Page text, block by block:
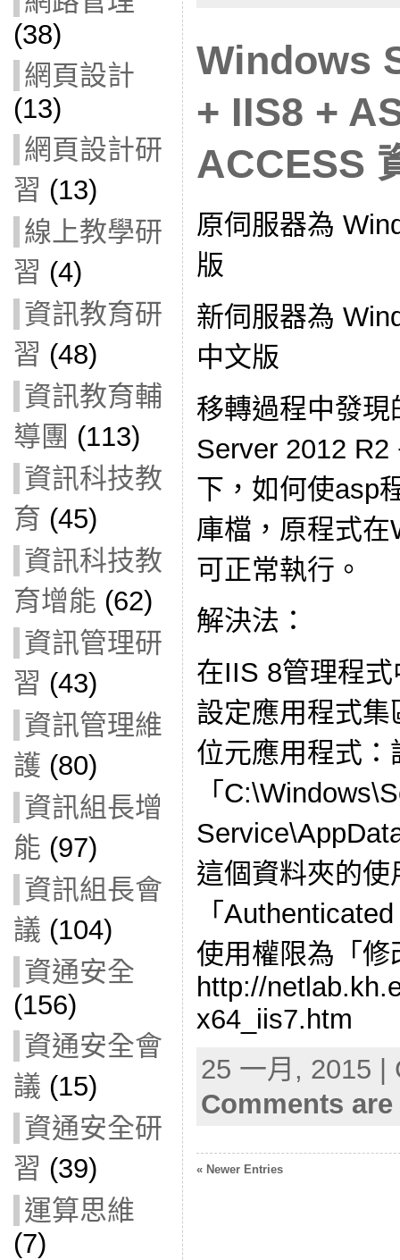
(38)
網頁設計
(13)
網頁設計研
習 (13)
線上教學研
習 (4)
資訊教育研
習 (48)
資訊教育輔
導團 (113)
資訊科技教
育 (45)
資訊科技教
育增能 (62)
資訊管理研
習 (43)
資訊管理維
護 (80)
資訊組長增
能 (97)
資訊組長會
議 (104)
資通安全
(156)
資通安全會
議 (15)
資通安全研
習 (39)
運算思維
(7)
Windows
+ IIS8 +
ACCESS
原伺服器為
版
新伺服器為
中文版
移轉過程中發
Server 2012
下，如何使asp
庫檔，原程式
可正常執行。
解決法：
在IIS 8管理程
設定應用程式
位元應用程式：
「
這個資料夾的
「
使用權限為「
http://
x64_iis7.htm
25 一月, 2015
Comments
« Newer Entries